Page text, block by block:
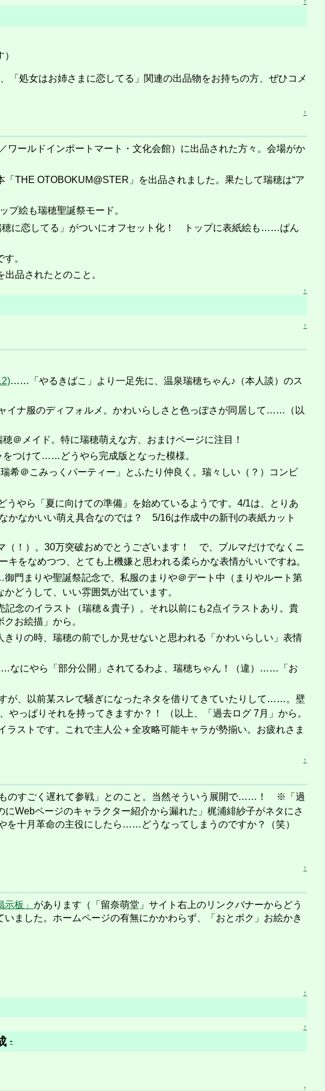
「処女はお姉さまに恋してる」関連の出品物をお持ちの方、ぜひコメ
↑
ワールドインポートマート・文化会館）に出品された方々。会場がか
「THE OTOBOKUM@STER」を出品されました。果たして瑞穂は“ア
プ絵も瑞穂聖誕祭モード。
穂に恋してる」がついにオフセット化！ トップに表紙絵も……ぱん
。
品されたとのこと。
↑
↑
……「やるきばこ」より一足先に、温泉瑞穂ちゃん♪（本人談）のス
ナ服のディフォルメ。かわいらしさと色っぽさが同居して……（以
＠メイド。特に瑞穂萌えな方、おまけページに注目！
つけて……どうやら完成版となった模様。
＠こみっくパーティー」とふたり仲良く。瑞々しい（？）コンビ
やら「夏に向けての準備」を始めているようです。4/1は、とりあ
かなかいい萌え具合なのでは？ 5/16は作成中の新刊の表紙カット
！）。30万突破おめでとうございます！ で、ブルマだけでなくニ
なめつつ、とても上機嫌と思われる柔らかな表情がいいですね。
門まりや聖誕祭記念で、私服のまりや＠デート中（まりやルート第
どうして、いい雰囲気が出ています。
念のイラスト（瑞穂＆貴子）。それ以前にも2点イラストあり。貴
お絵描」から。
りの時、瑞穂の前でしか見せないと思われる「かわいらしい」表情
なにやら「部分公開」されてるわよ、瑞穂ちゃん！（違）……「お
、以前某スレで騒ぎになったネタを借りてきていたりして……。壁
っぱりそれを持ってきますか？！ （以上、「過去ログ 7月」から。
ストです。これで主人公＋全攻略可能キャラが勢揃い。お疲れさま
↑
のすごく遅れて参戦」とのこと。当然そういう展開で……！ ※「過
Webページのキャラクター紹介から漏れた」梶浦緋紗子がネタにさ
を十月革命の主役にしたら……どうなってしまうのですか？（笑）
↑
板」 があります（「留奈萌堂」サイト右上のリンクバナーからどう
ました。ホームページの有無にかかわらず、「おとボク」お絵かき
↑
↑
+
↑